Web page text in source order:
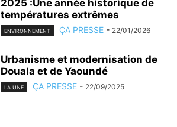
2025 :Une année historique de
températures extrêmes
ENVIRONNEMENT ÇA PRESSE - 22/01/2026
Urbanisme et modernisation de
Douala et de Yaoundé
LA UNE ÇA PRESSE - 22/09/2025